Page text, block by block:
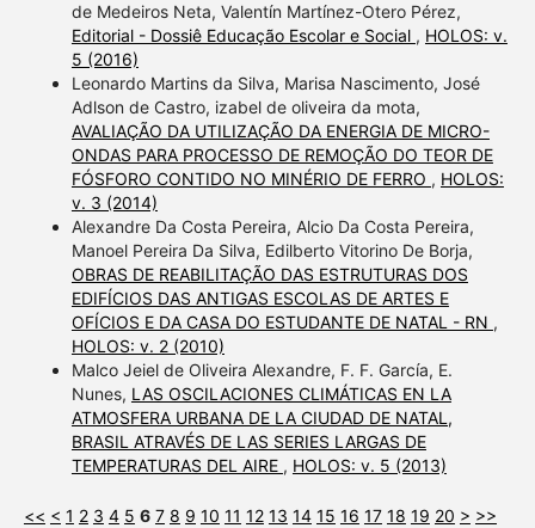
de Medeiros Neta, Valentín Martínez-Otero Pérez,
Editorial - Dossiê Educação Escolar e Social , HOLOS: v.
5 (2016)
Leonardo Martins da Silva, Marisa Nascimento, José
Adlson de Castro, izabel de oliveira da mota,
AVALIAÇÃO DA UTILIZAÇÃO DA ENERGIA DE MICRO-
ONDAS PARA PROCESSO DE REMOÇÃO DO TEOR DE
FÓSFORO CONTIDO NO MINÉRIO DE FERRO , HOLOS:
v. 3 (2014)
Alexandre Da Costa Pereira, Alcio Da Costa Pereira,
Manoel Pereira Da Silva, Edilberto Vitorino De Borja,
OBRAS DE REABILITAÇÃO DAS ESTRUTURAS DOS
EDIFÍCIOS DAS ANTIGAS ESCOLAS DE ARTES E
OFÍCIOS E DA CASA DO ESTUDANTE DE NATAL - RN ,
HOLOS: v. 2 (2010)
Malco Jeiel de Oliveira Alexandre, F. F. García, E.
Nunes, LAS OSCILACIONES CLIMÁTICAS EN LA
ATMOSFERA URBANA DE LA CIUDAD DE NATAL,
BRASIL ATRAVÉS DE LAS SERIES LARGAS DE
TEMPERATURAS DEL AIRE , HOLOS: v. 5 (2013)
<< < 1 2 3 4 5 6 7 8 9 10 11 12 13 14 15 16 17 18 19 20 > >>